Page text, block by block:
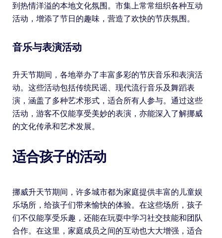
到热情洋溢的本地文化氛围。市集上常常组织各种互动
活动，增添了节日的趣味，营造了欢快的节庆氛围。
音乐与表演活动
升天节期间，各地举办了丰富多彩的节庆音乐和表演活
动。这些活动包括传统民谣、现代流行音乐及舞蹈表
演，涵盖了多种艺术形式，适合所有人参与。通过这些
活动，游客不仅能享受美妙的表演，亦能深入了解挪威
的文化传承和艺术发展。
适合孩子的活动
挪威升天节期间，许多城市都为家庭提供丰富的儿童娱
乐场所，给孩子们带来愉快的体验。在这些场所，孩子
们不仅能享受乐趣，还能在玩耍中学习社交技能和团队
合作。在这里，家庭成员之间的互动也大大增强，适合